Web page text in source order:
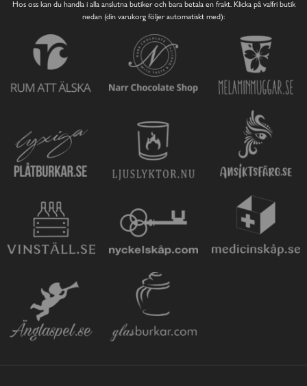
Hos oss kan du handla i alla anslutna butiker och bara betala en frakt. Klicka på valfri butik
nedan (din varukorg följer automatiskt med):